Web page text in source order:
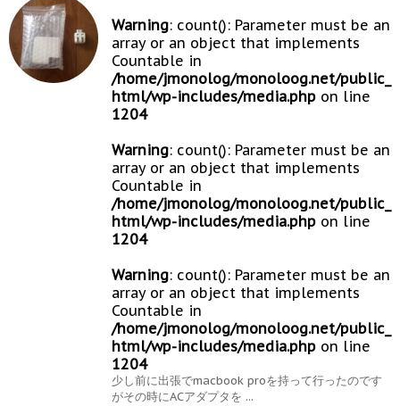
Warning: count(): Parameter must be an
array or an object that implements
Countable in
/home/jmonolog/monoloog.net/public_
html/wp-includes/media.php on line
1204
Warning: count(): Parameter must be an
array or an object that implements
Countable in
/home/jmonolog/monoloog.net/public_
html/wp-includes/media.php on line
1204
Warning: count(): Parameter must be an
array or an object that implements
Countable in
/home/jmonolog/monoloog.net/public_
html/wp-includes/media.php on line
1204
少し前に出張でmacbook proを持って行ったのです
がその時にACアダプタを ...